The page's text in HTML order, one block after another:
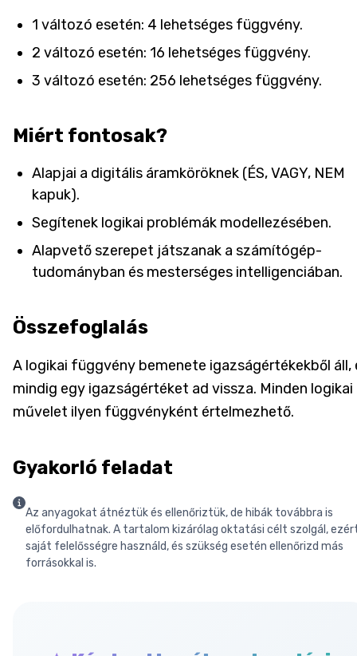
1 változó esetén: 4 lehetséges függvény.
2 változó esetén: 16 lehetséges függvény.
3 változó esetén: 256 lehetséges függvény.
Miért fontosak?
Alapjai a digitális áramköröknek (ÉS, VAGY, NEM
kapuk).
Segítenek logikai problémák modellezésében.
Alapvető szerepet játszanak a számítógép-
tudományban és mesterséges intelligenciában.
Összefoglalás
A logikai függvény bemenete igazságértékekből áll,
mindig egy igazságértéket ad vissza. Minden logikai
művelet ilyen függvényként értelmezhető.
Gyakorló feladat
Az anyagokat átnéztük és ellenőriztük, de hibák továbbra is
előfordulhatnak. A tartalom kizárólag oktatási célt szolgál,
saját felelősségre használd, és szükség esetén ellenőrizd más
forrásokkal is.